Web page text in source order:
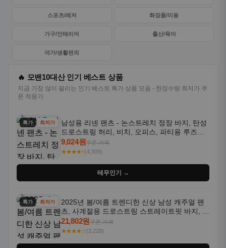
스포츠/레저 화장품/미용
가구/인테리어 출산/육아
여가/생활편의
🔥 모밴10대산 인기 베스트 상품
지금 가장 많이 팔리는 인기 베스트 특가 상품 모음 - 한정수량 최저가 쿠
폰 적용가
특가 최저가
남성용 리넨 팬츠 - 논스트레치 정장 바지, 탄성
드로스트링 허리, 비치, 오피스, 파티용 루즈핏
트라우저 - 세탁기 사용 가능한 캐주얼 정장 의
상
9,024원쿠폰 가격
★★★★⭐(4,309)
테무인기 →
특가 최저가
2025년 봄/여름 트렌디한 신상 남성 캐주얼 팬
츠, 사계절용 드로스트링 스트레이트핏 바지, 한
국 스타일, 활용도 높은 아웃도어 및 정장용, 발
목 바지
21,802원쿠폰 가격
★★★★☆(3,228)